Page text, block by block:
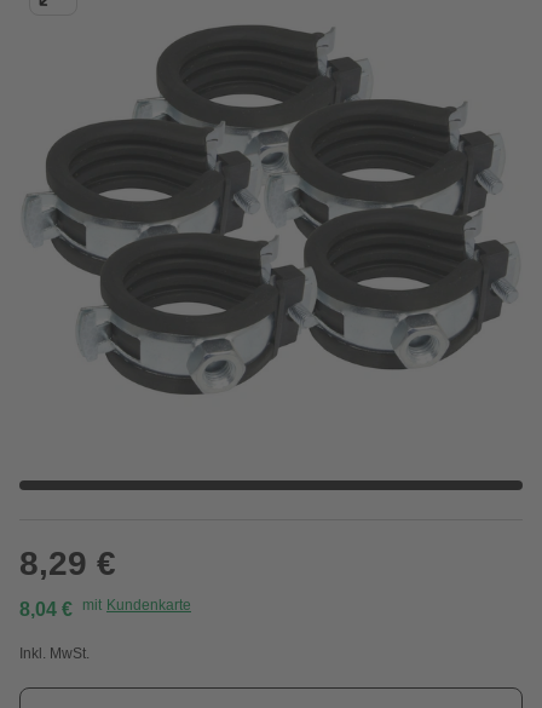
8,29 €
8,04 € mit Kundenkarte
Inkl. MwSt.